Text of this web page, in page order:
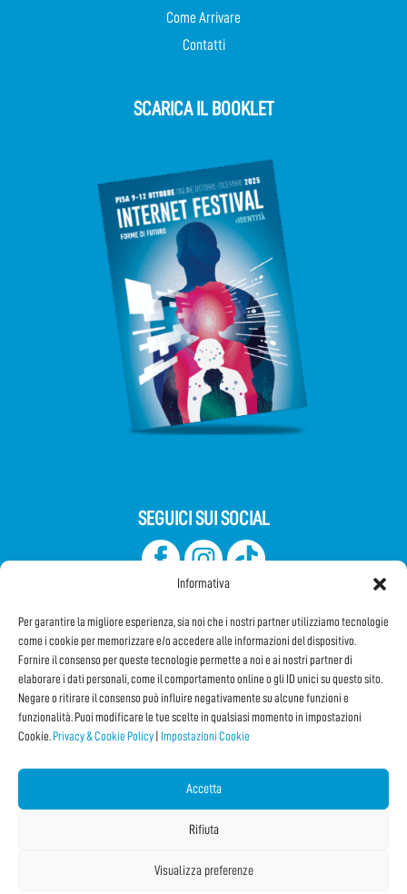
Informativa
Per garantire la migliore esperienza, sia noi che i nostri partner utilizziamo tecnologie
come i cookie per memorizzare e/o accedere alle informazioni del dispositivo.
Fornire il consenso per queste tecnologie permette a noi e ai nostri partner di
elaborare i dati personali, come il comportamento online o gli ID unici su questo sito.
Negare o ritirare il consenso può influire negativamente su alcune funzioni e
funzionalità. Puoi modificare le tue scelte in qualsiasi momento in impostazioni
Cookie. Privacy & Cookie Policy Impostazioni Cookie
Accetta
Rifiuta
Visualizza preferenze
Come Arrivare
Contatti
SCARICA IL BOOKLET
SEGUICI SUI SOCIAL
Iscriviti alla Newsletter
CONDIVIDI QUESTA PAGINA!
Facebook
Copyright © 2026 Internet Festival 2025 |CreditsLa Jetée